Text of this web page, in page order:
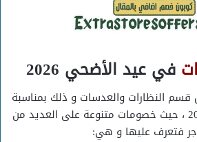
في عيد الأضحي 2026
النظارات والعدسات و ذلك بمناسبة
العيد الأضحي لعام 2026 ، حيث خصومات متنوعة على العديد من
فتعرف عليها و هي: